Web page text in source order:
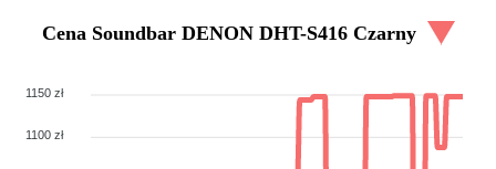
Cena Soundbar DENON DHT-S416 Czarny
1150 zł
1100 zł